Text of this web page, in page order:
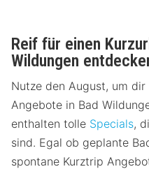
Reif für einen
Wildungen
Nutze den August, um
Angebote in Bad
enthalten tolle Specials,
sind. Egal ob geplante
spontane Kurztrip